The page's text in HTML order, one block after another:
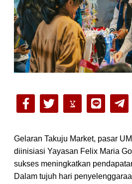
Gelaran Takuju Market, pasar
diinisiasi Yayasan Felix Maria
sukses meningkatkan
Dalam tujuh hari